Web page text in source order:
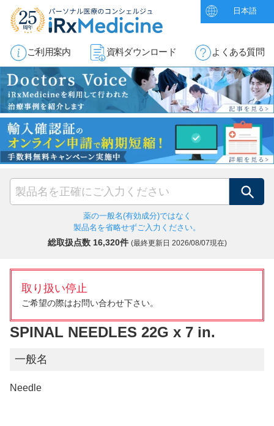
日本語
ご利用案内 資料ダウンロード よくある質問
検索
薬の一般名(有効成分)ではなく
製品名を省略せずご入力ください。
総取扱点数 16,320件 (最終更新日 2026/08/07現在)
取り扱い停止
ご希望の際はお問い合わせ下さい。
SPINAL NEEDLES 22G x 7 in.
一般名
Needle